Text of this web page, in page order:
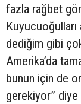
fazla rağbet
dediğim gibi
Amerika’da
bunun için de
gerekiyor” diye